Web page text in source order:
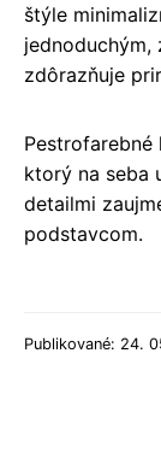
štýle
zdôrazňuje
ktorý na seba
detailmi
podstavcom.
Publikované: 24.